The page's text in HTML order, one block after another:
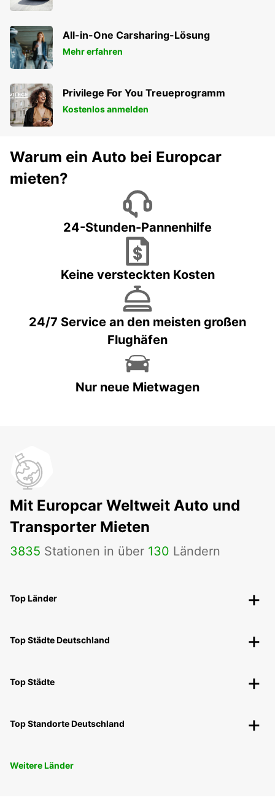
All-in-One Carsharing-Lösung
Mehr erfahren
Privilege For You Treueprogramm
Kostenlos anmelden
Warum ein Auto bei Europcar
mieten?
24-Stunden-Pannenhilfe
Keine versteckten Kosten
24/7 Service an den meisten großen
Flughäfen
Nur neue Mietwagen
Mit Europcar Weltweit Auto und
Transporter Mieten
3835 Stationen in über 130 Ländern
Top Länder
Top Städte Deutschland
Top Städte
Top Standorte Deutschland
Weitere Länder